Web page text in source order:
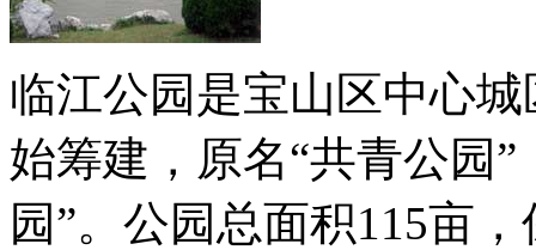
临江公园是宝山区中心
始筹建，原名“共青公园
园”。公园总面积115亩